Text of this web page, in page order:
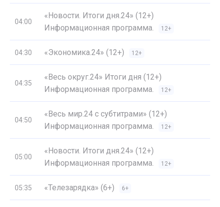
04:00
«Новости. Итоги дня.24» (12+)
Информационная программа.
12+
04:30 «Экономика.24» (12+) 12+
04:35
«Весь округ.24» Итоги дня (12+)
Информационная программа.
12+
04:50
«Весь мир.24 с субтитрами» (12+)
Информационная программа.
12+
05:00
«Новости. Итоги дня.24» (12+)
Информационная программа.
12+
05:35 «Телезарядка» (6+) 6+